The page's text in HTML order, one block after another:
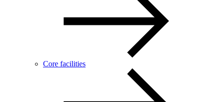
Core facilities